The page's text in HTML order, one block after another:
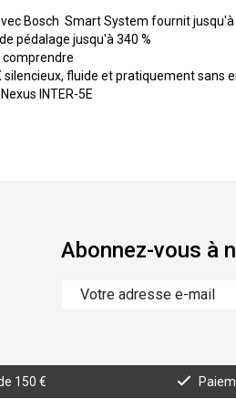
Bosch Smart System fournit jusqu'à
pédalage jusqu'à 340 %
comprendre
silencieux, fluide et pratiquement sans
INTER-5E
Abonnez-vous à
150 €